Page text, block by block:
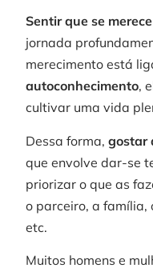
Sentir que se
jornada
merecimento está
autoconhecimento,
cultivar uma vida
Dessa forma,gostar
que envolve dar-se
priorizar o que as
o parceiro, a família,
etc.
Muitos homens e